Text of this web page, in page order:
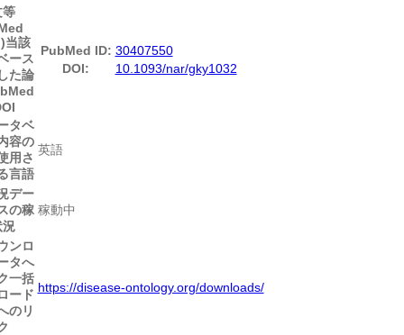
当該
ース
た論
PubMed ID: 30407550
DOI:
10.1093/nar/gky1032
タベ
容の
用さ
言語
英語
デー
の稼 稼動中
ンロ
タへ
一括
ード
のリ
https://disease-ontology.org/downloads/